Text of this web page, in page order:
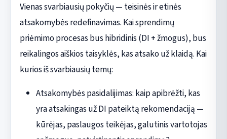
Vienas svarbiausių pokyčių — teisinės ir etinės
atsakomybės redefinavimas. Kai sprendimų
priėmimo procesas bus hibridinis (DI + žmogus), bus
reikalingos aiškios taisyklės, kas atsako už klaidą. Kai
kurios iš svarbiausių temų:
Atsakomybės pasidalijimas: kaip apibrėžti, kas
yra atsakingas už DI pateiktą rekomendaciją —
kūrėjas, paslaugos teikėjas, galutinis vartotojas